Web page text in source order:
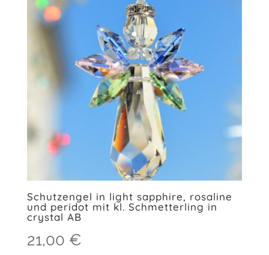
Schutzengel in light sapphire, rosaline
und peridot mit kl. Schmetterling in
crystal AB
21,00 €